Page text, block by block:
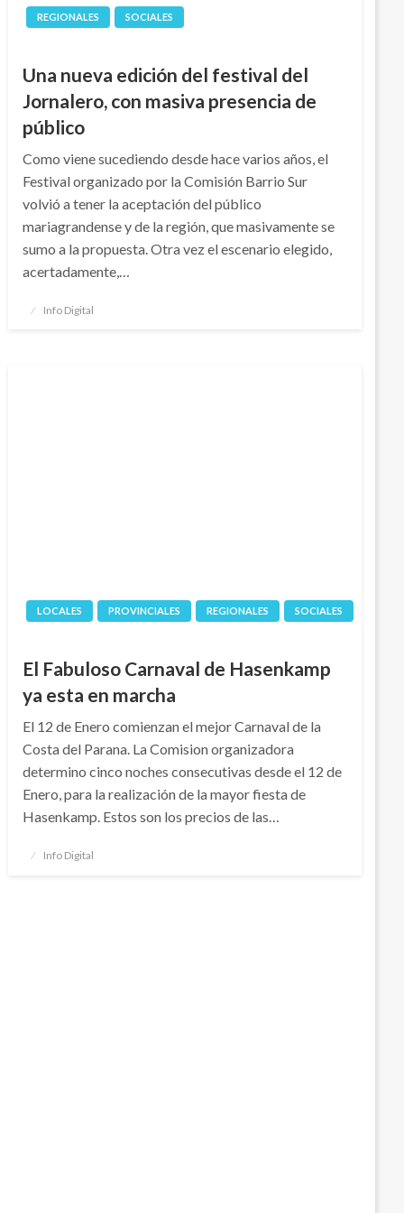
REGIONALES SOCIALES
Una nueva edición del festival del
Jornalero, con masiva presencia de
público
Como viene sucediendo desde hace varios años, el
Festival organizado por la Comisión Barrio Sur
volvió a tener la aceptación del público
mariagrandense y de la región, que masivamente se
sumo a la propuesta. Otra vez el escenario elegido,
acertadamente,…
Publicado
Info Digital
LOCALES PROVINCIALES REGIONALES SOCIALES
El Fabuloso Carnaval de Hasenkamp
ya esta en marcha
El 12 de Enero comienzan el mejor Carnaval de la
Costa del Parana. La Comision organizadora
determino cinco noches consecutivas desde el 12 de
Enero, para la realización de la mayor fiesta de
Hasenkamp. Estos son los precios de las…
Publicado
Info Digital